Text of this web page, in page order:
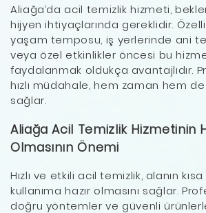
Aliağa’da acil temizlik hizmeti,
hijyen ihtiyaçlarında gereklidir.
yaşam temposu, iş yerlerinde ani
veya özel etkinlikler öncesi bu
faydalanmak oldukça avantajlıdır.
hızlı müdahale, hem zaman hem
sağlar.
Aliağa Acil Temizlik Hizmetinin
Olmasının Önemi
Hızlı ve etkili acil temizlik, alanın
kullanıma hazır olmasını sağlar.
doğru yöntemler ve güvenli